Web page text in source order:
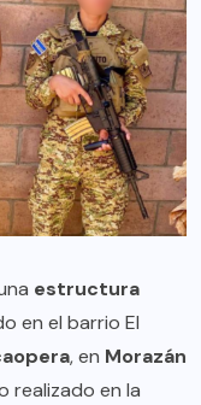
estructura
en el barrio El
, en Morazán
realizado en la